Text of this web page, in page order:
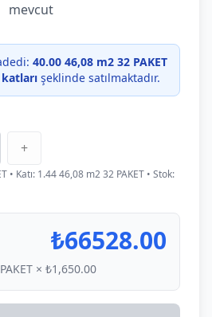
mevcut
40.00 46,08 m2 32 PAKET
şeklinde satılmaktadır.
+
• Katı: 1.4446,08 m2 32 PAKET • Stok:
₺66528.00
× ₺1,650.00